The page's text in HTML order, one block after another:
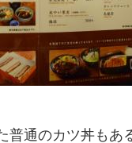
普通のカツ丼もあ